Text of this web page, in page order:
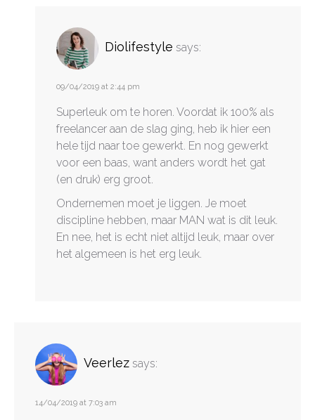
Diolifestyle says:
09/04/2019 at 2:44 pm
Superleuk om te horen. Voordat ik 100% als
freelancer aan de slag ging, heb ik hier een
hele tijd naar toe gewerkt. En nog gewerkt
voor een baas, want anders wordt het gat
(en druk) erg groot.
Ondernemen moet je liggen. Je moet
discipline hebben, maar MAN wat is dit leuk.
En nee, het is echt niet altijd leuk, maar over
het algemeen is het erg leuk.
Veerlez says:
14/04/2019 at 7:03 am